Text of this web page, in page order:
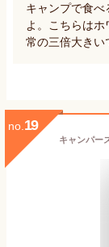
キャンプで食
よ。こちらは
常の三倍大きい
no. 19